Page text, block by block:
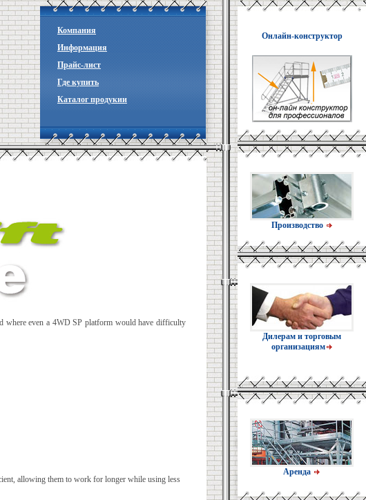
Компания
Информация
Прайc-лист
Где купить
Каталог продукии
where even a 4WD SP platform would have difficulty
allowing them to work for longer while using less
Онлайн-конструктор
Производство
Дилерам и торговым
организациям
Аренда